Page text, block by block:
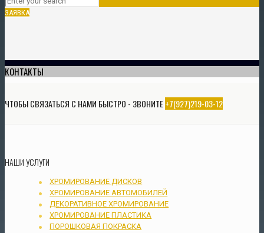
ЗАЯВКА
КОНТАКТЫ
ЧТОБЫ СВЯЗАТЬСЯ С НАМИ БЫСТРО - ЗВОНИТЕ+7(927)219-03-12
НАШИ УСЛУГИ
ХРОМИРОВАНИЕ ДИСКОВ
ХРОМИРОВАНИЕ АВТОМОБИЛЕЙ
ДЕКОРАТИВНОЕ ХРОМИРОВАНИЕ
ХРОМИРОВАНИЕ ПЛАСТИКА
ПОРОШКОВАЯ ПОКРАСКА